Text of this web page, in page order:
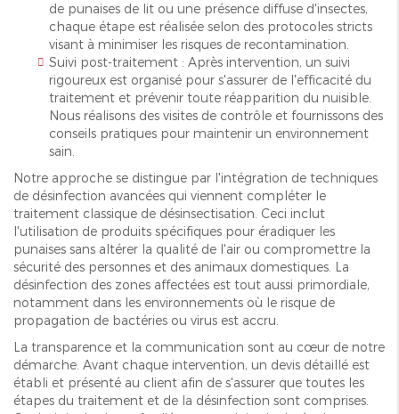
de punaises de lit ou une présence diffuse d'insectes,
chaque étape est réalisée selon des protocoles stricts
visant à minimiser les risques de recontamination.
Suivi post-traitement : Après intervention, un suivi
rigoureux est organisé pour s'assurer de l'efficacité du
traitement et prévenir toute réapparition du nuisible.
Nous réalisons des visites de contrôle et fournissons des
conseils pratiques pour maintenir un environnement
sain.
Notre approche se distingue par l'intégration de techniques
de désinfection avancées qui viennent compléter le
traitement classique de désinsectisation. Ceci inclut
l'utilisation de produits spécifiques pour éradiquer les
punaises sans altérer la qualité de l'air ou compromettre la
sécurité des personnes et des animaux domestiques. La
désinfection des zones affectées est tout aussi primordiale,
notamment dans les environnements où le risque de
propagation de bactéries ou virus est accru.
La transparence et la communication sont au cœur de notre
démarche. Avant chaque intervention, un devis détaillé est
établi et présenté au client afin de s'assurer que toutes les
étapes du traitement et de la désinfection sont comprises.